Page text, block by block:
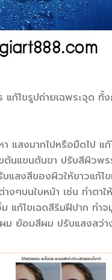
ก้ไขรูปถ่ายเฉพระจุด
แสงมากไปหรือมืดไป แ
ขต้นแขนต้นขา ปรับสีผิ
แสงสีของผิวให้ขาวแก้
งๆบนใบหน้า เช่น ทำตา
แก้ไขเฉดสีริมฝีปาก ทำ
ม ย้อมสีผม ปรับแสงสว่า